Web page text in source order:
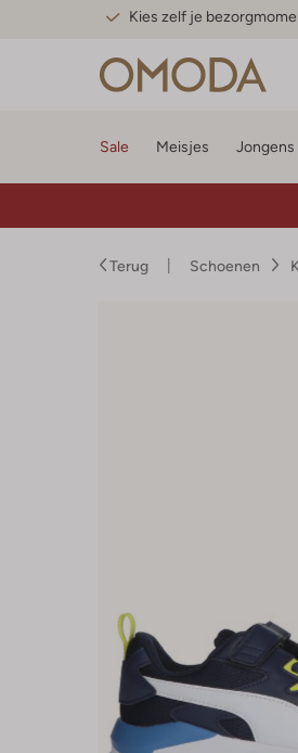
Kies zelf je
Sale Meisjes Jongens
Terug Schoenen